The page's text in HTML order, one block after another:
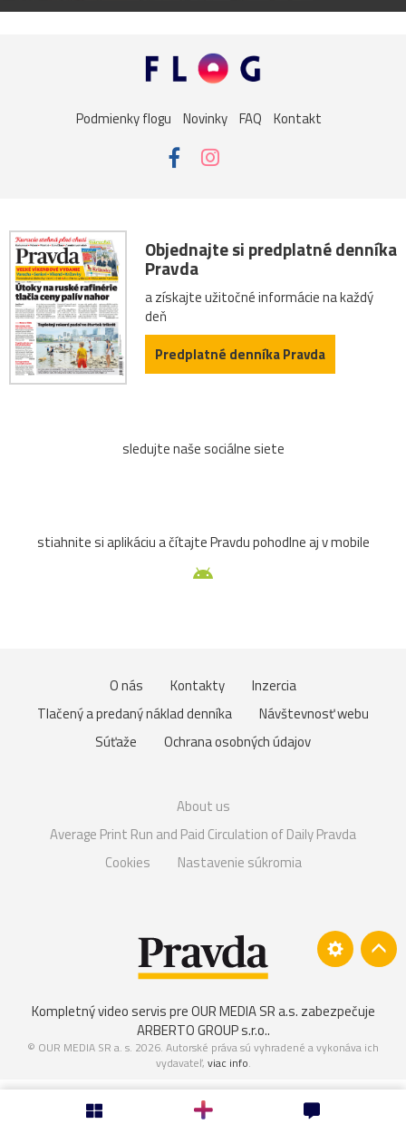
Podmienky flogu Novinky FAQ Kontakt
Objednajte si predplatné denníka
Pravda
a získajte užitočné informácie na každý
deň
Predplatné denníka Pravda
sledujte naše sociálne siete
stiahnite si aplikáciu a čítajte Pravdu pohodlne aj v mobile
O nás Kontakty
Inzercia
Tlačený a predaný náklad denníka
Návštevnosť webu
Súťaže
Ochrana osobných údajov
About us
Average Print Run and Paid Circulation of Daily Pravda
Cookies
Nastavenie súkromia
Kompletný video servis pre OUR MEDIA SR a.s. zabezpečuje
ARBERTO GROUP s.r.o..
© OUR MEDIA SR a. s. 2026. Autorské práva sú vyhradené a vykonáva ich
vydavateľ, viac info.